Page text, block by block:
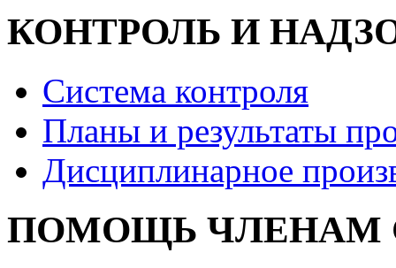
КОНТРОЛЬ И
Система контроля
Планы и результаты
Дисциплинарное
ПОМОЩЬ ЧЛЕНАМ